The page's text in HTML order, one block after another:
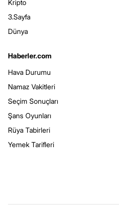
Kripto
3.Sayfa
Dünya
Haberler.com
Hava Durumu
Namaz Vakitleri
Seçim Sonuçları
Şans Oyunları
Rüya Tabirleri
Yemek Tarifleri